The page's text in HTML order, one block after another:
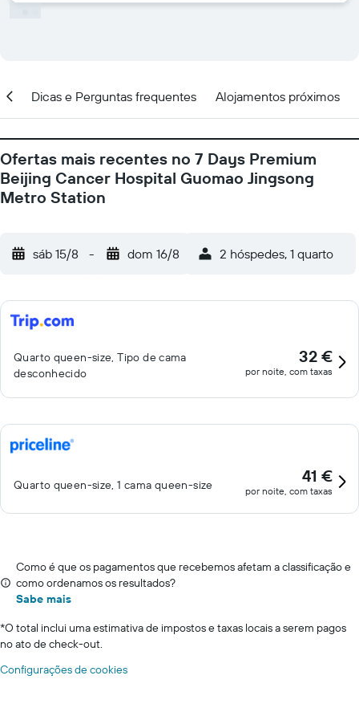
Dicas e Perguntas frequentes Alojamentos próximos
Ofertas mais recentes no 7 Days Premium
Beijing Cancer Hospital Guomao Jingsong
Metro Station
sáb 15/8 - dom 16/8 2 hóspedes, 1 quarto
Quarto queen-size, Tipo de cama
desconhecido
32 €
por noite, com taxas
Quarto queen-size, 1 cama queen-size 41 €
por noite, com taxas
Como é que os pagamentos que recebemos afetam a classificação e
como ordenamos os resultados?
Sabe mais
*O total inclui uma estimativa de impostos e taxas locais a serem pagos
no ato de check-out.
Configurações de cookies